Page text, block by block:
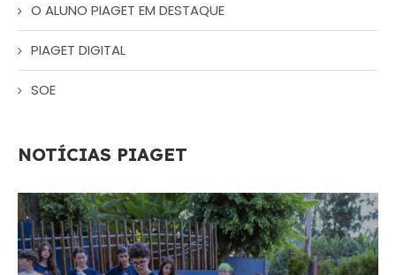
O ALUNO PIAGET EM DESTAQUE
PIAGET DIGITAL
SOE
NOTÍCIAS PIAGET